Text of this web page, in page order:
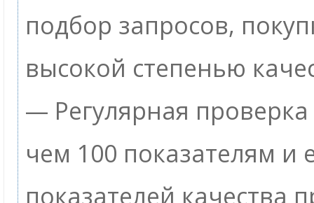
подбор запросов,
высокой степенью
— Регулярная
чем 100 показателям и
показателей качества